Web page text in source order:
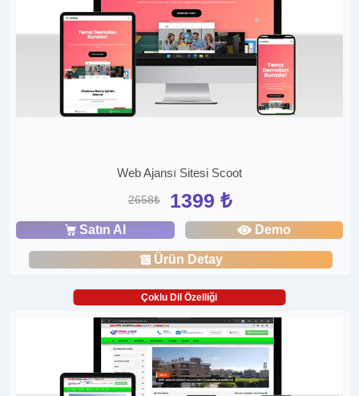
Web Ajansı Sitesi Scoot
2658₺ 1399 ₺
Satın Al Demo
Ürün Detay
Çoklu Dil Özelliği